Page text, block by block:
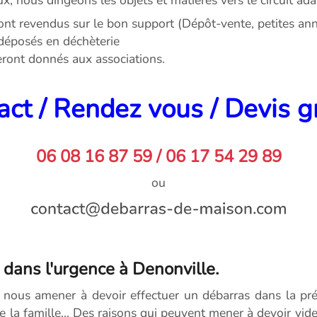
revendus sur le bon support (Dépôt-vente, petites
en déchèterie
donnés aux associations.
/ Rendez vous / Devis
06 08 16 87 59 / 06 17 54 29 89
ou
l'urgence à Denonville.
amener à devoir effectuer un débarras dans la
la famille... Des raisons qui peuvent mener à devoir